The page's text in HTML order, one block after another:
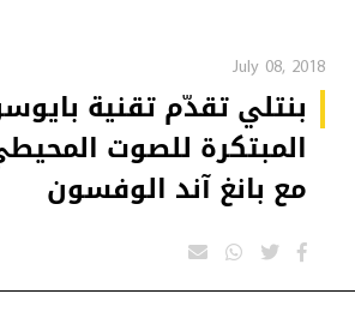
July 08, 2018
بنتلي تقدّم تقنية
المبتكرة للصوت
مع بانغ آند الوفسون